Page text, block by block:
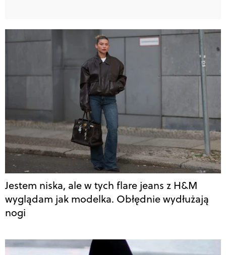
Jestem niska, ale w tych flare jeans z H&M
wyglądam jak modelka. Obłędnie wydłużają
nogi